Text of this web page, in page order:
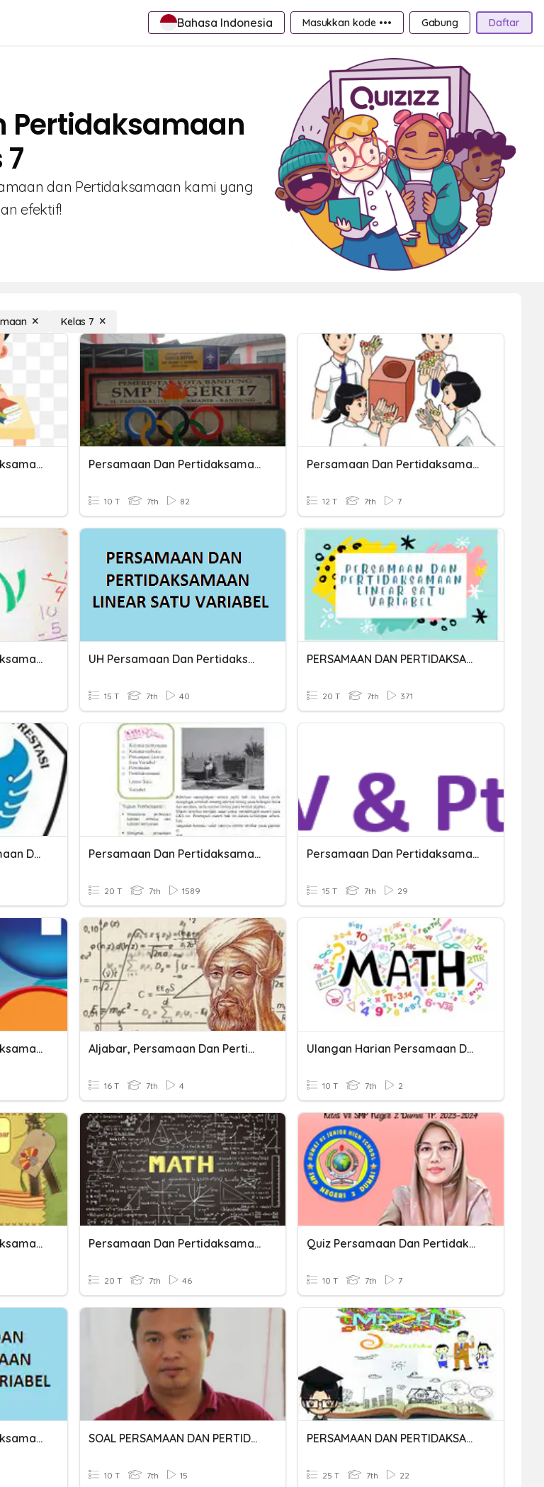
Bahasa Indonesia Masukkan kode ••• Gabung Daftar
Pertidaksamaan
dan Pertidaksamaan kami yang
efektif!
Kelas 7
Persamaan Dan Pertidaksamaan Linier Persamaan Dan Pertidaksamaan Linear
10 T 7th 82
Persamaan Dan Pertidaksamaan Linier
12 T 7th 7
Persamaan Dan Pertidaksamaan Satu Variabel UH Persamaan Dan Pertidaksamaan Linear Satu Variabel
15 T 7th 40
PERSAMAAN DAN PERTIDAKSAMAAN LINEAR SATU VARIABEL
20 T 7th 371
Penilaian Harian Persamaan Dan Pertidaksamaan Linear Kls 7 Persamaan Dan Pertidaksamaan Linear Satu Variabel
20 T 7th 1589
Persamaan Dan Pertidaksamaan Linear Satu Variabel
15 T 7th 29
Persamaan Dan Pertidaksamaan Linear Satu Variabel Aljabar, Persamaan Dan Pertidaksamaan Linear Satu Variabel
16 T 7th 4
Ulangan Harian Persamaan Dan Pertidaksamaan Linear
10 T 7th 2
Persamaan Dan Pertidaksamaan Linier Persamaan Dan Pertidaksamaan Linear 1 Variabel
20 T 7th 46
Quiz Persamaan Dan Pertidaksamaan Linear Satu Variabel
10 T 7th 7
Persamaan Dan Pertidaksamaan Linear Satu Variabel SOAL PERSAMAAN DAN PERTIDAKSAMAAN LINEAR SATU VARIABEL
10 T 7th 15
PERSAMAAN DAN PERTIDAKSAMAAN LINEAR 1 VARIABEL
25 T 7th 22